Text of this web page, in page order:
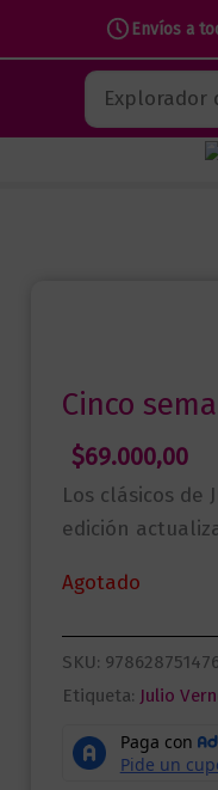
Envíos a
contenido
Buscar
Cinco
$69.000,00
Los clásicos de
edición
Agotado
SKU:
Etiqueta: Julio